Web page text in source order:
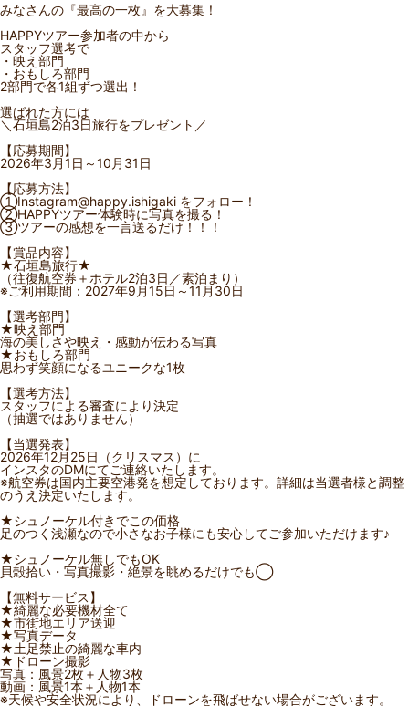
みなさんの『最高の一枚』を大募集！
HAPPYツアー参加者の中から
スタッフ選考で
・映え部門
・おもしろ部門
2部門で各1組ずつ選出！
選ばれた方には
＼石垣島2泊3日旅行をプレゼント／
【応募期間】
2026年3月1日～10月31日
【応募方法】
①Instagram@happy.ishigaki をフォロー！
②HAPPYツアー体験時に写真を撮る！
③ツアーの感想を一言送るだけ！！！
【賞品内容】
★石垣島旅行★
（往復航空券＋ホテル2泊3日／素泊まり）
※ご利用期間：2027年9月15日～11月30日
【選考部門】
★映え部門
海の美しさや映え・感動が伝わる写真
★おもしろ部門
思わず笑顔になるユニークな1枚
【選考方法】
スタッフによる審査により決定
（抽選ではありません）
【当選発表】
2026年12月25日（クリスマス）に
インスタのDMにてご連絡いたします。
※航空券は国内主要空港発を想定しております。詳細は当選者様と調整
のうえ決定いたします。
★シュノーケル付きでこの価格
足のつく浅瀬なので小さなお子様にも安心してご参加いただけます♪
★シュノーケル無しでもOK
貝殻拾い・写真撮影・絶景を眺めるだけでも◯
【無料サービス】
★綺麗な必要機材全て
★市街地エリア送迎
★写真データ
★土足禁止の綺麗な車内
★ドローン撮影
写真：風景2枚＋人物3枚
動画：風景1本＋人物1本
※天候や安全状況により、ドローンを飛ばせない場合がございます。